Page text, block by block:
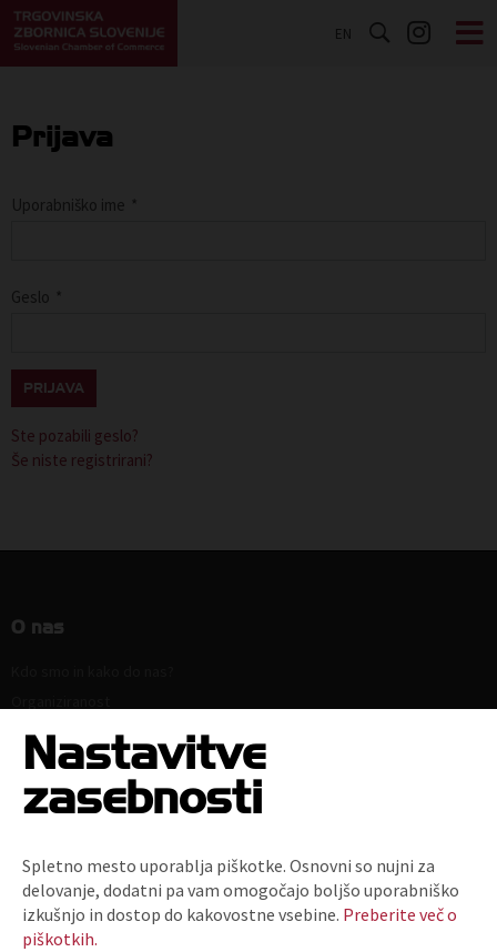
EN
Prijava
Uporabniško ime *
Geslo *
PRIJAVA
Ste pozabili geslo?
Še niste registrirani?
O nas
Strokovne komisije in sekcije
Poslanstvo, vrednote, vizija
Principi in področja delovanja
Zaposlitev
Politika zasebnosti
Kodeks za zmanjšanje prodaje plastičnih nosilnih vrečk
Nastavitve
zasebnosti
Spletno mesto uporablja piškotke. Osnovni so nujni za
delovanje, dodatni pa vam omogočajo boljšo uporabniško
izkušnjo in dostop do kakovostne vsebine. Preberite več o
piškotkih.